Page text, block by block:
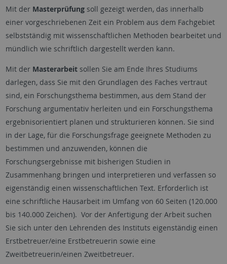
Mit der Masterprüfung soll gezeigt werden, das innerhalb
einer vorgeschriebenen Zeit ein Problem aus dem Fachgebiet
selbstständig mit wissenschaftlichen Methoden bearbeitet und
mündlich wie schriftlich dargestellt werden kann.
Mit der Masterarbeit sollen Sie am Ende Ihres Studiums
darlegen, dass Sie mit den Grundlagen des Faches vertraut
sind, ein Forschungsthema bestimmen, aus dem Stand der
Forschung argumentativ herleiten und ein Forschungsthema
ergebnisorientiert planen und strukturieren können. Sie sind
in der Lage, für die Forschungsfrage geeignete Methoden zu
bestimmen und anzuwenden, können die
Forschungsergebnisse mit bisherigen Studien in
Zusammenhang bringen und interpretieren und verfassen so
eigenständig einen wissenschaftlichen Text. Erforderlich ist
eine schriftliche Hausarbeit im Umfang von 60 Seiten (120.000
bis 140.000 Zeichen). Vor der Anfertigung der Arbeit suchen
Sie sich unter den Lehrenden des Instituts eigenständig einen
Erstbetreuer/eine Erstbetreuerin sowie eine
Zweitbetreuerin/einen Zweitbetreuer.